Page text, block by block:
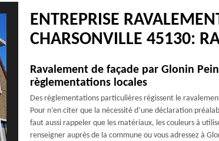
ENTREPRISE
CHARSONVILLE 45130:
Ravalement de façade par Glonin
règlementations locales
Des règlementations particulières régissent le
Pour n’en citer que la nécessité d’une déclaration
faut aussi rappeler que les matériaux, les couleurs à
renseigner auprès de la commune ou vous adressez à